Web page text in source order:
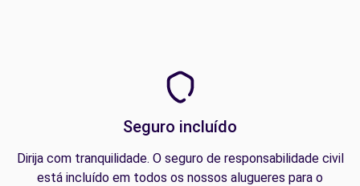
Seguro incluído
Dirija com tranquilidade. O seguro de responsabilidade civil
está incluído em todos os nossos alugueres para o